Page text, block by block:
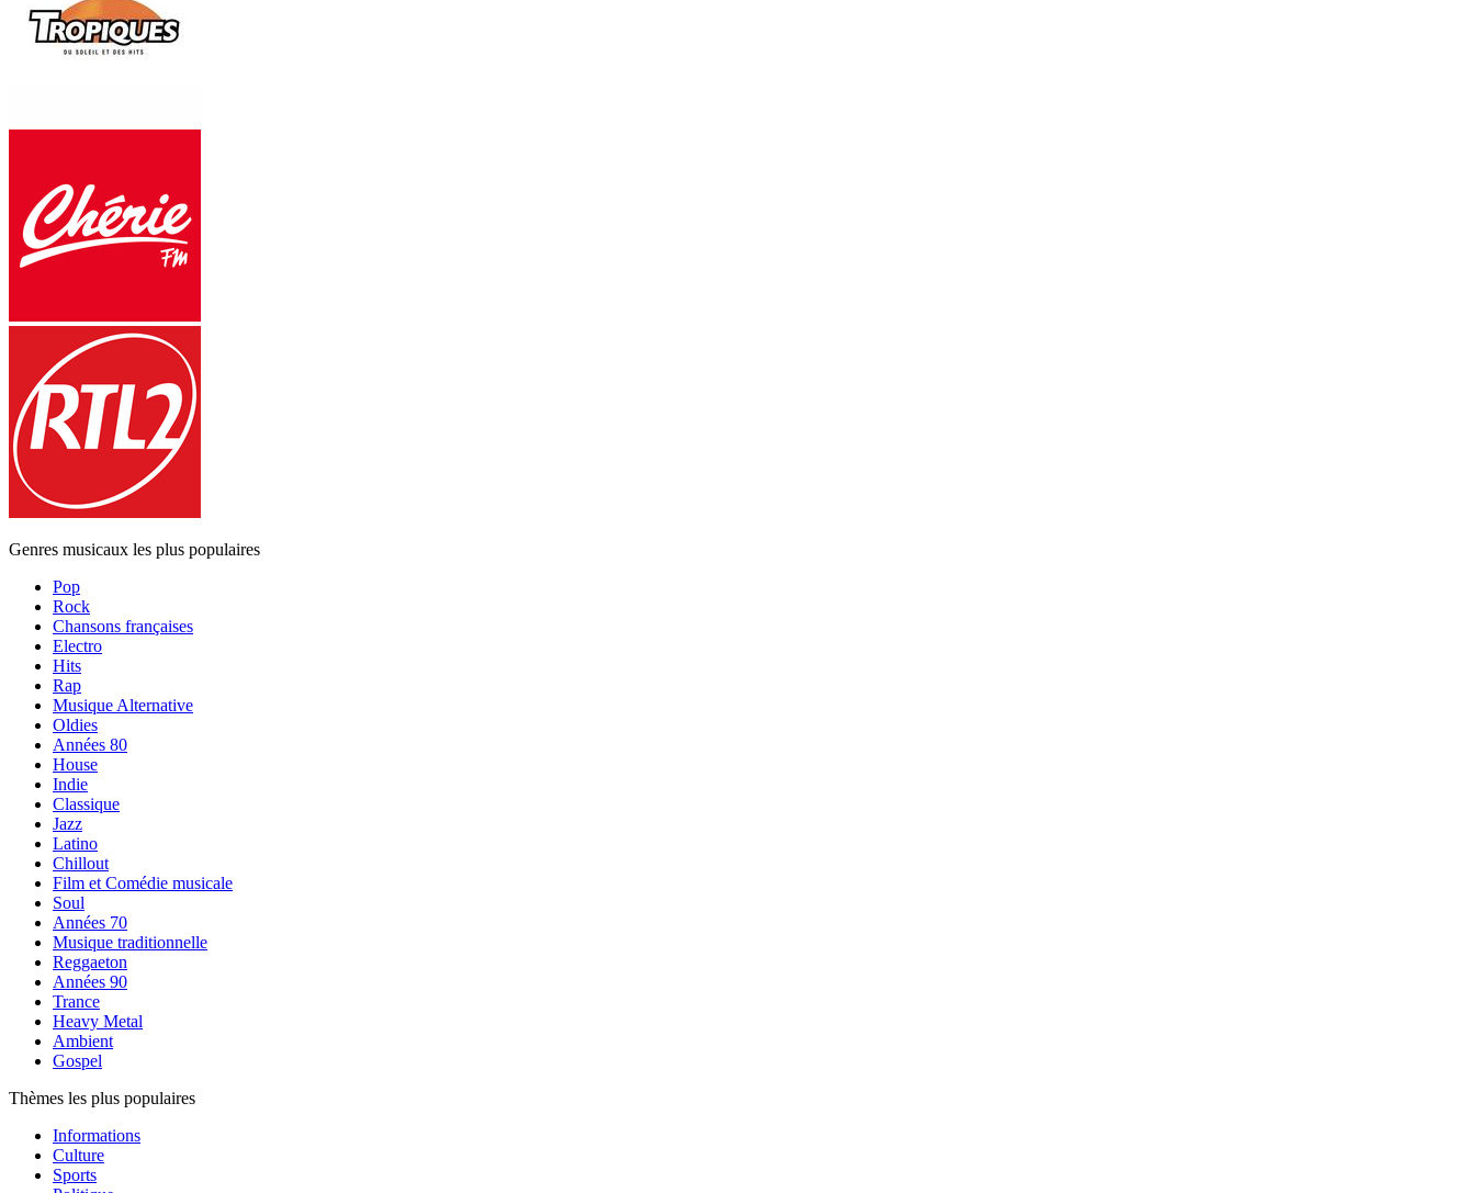
Genres musicaux les plus populaires
Pop
Rock
Chansons françaises
Electro
Hits
Rap
Musique Alternative
Oldies
Années 80
House
Indie
Classique
Jazz
Latino
Chillout
Film et Comédie musicale
Soul
Années 70
Musique traditionnelle
Reggaeton
Années 90
Trance
Heavy Metal
Ambient
Gospel
Thèmes les plus populaires
Informations
Culture
Sports